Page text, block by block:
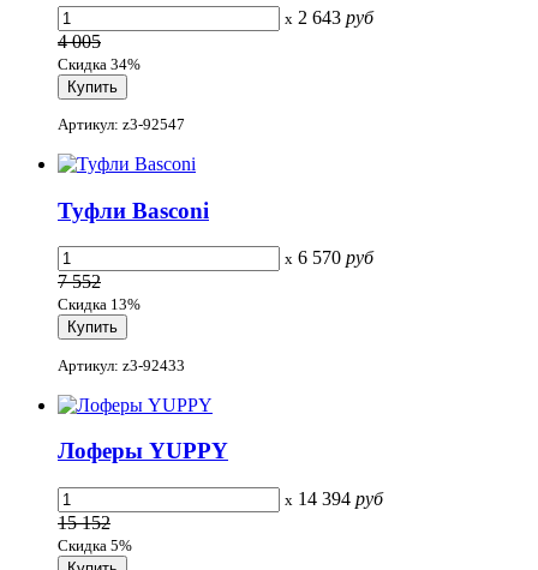
x 2 643 руб
4 005
Скидка 34%
Артикул: z3-92547
Туфли Basconi
x 6 570 руб
7 552
Скидка 13%
Артикул: z3-92433
Лоферы YUPPY
x 14 394 руб
15 152
Скидка 5%